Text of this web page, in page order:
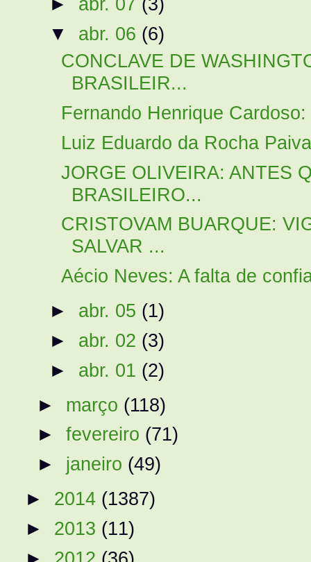
▼ abr. 06 (6)
CONCLAVE DE
BRASILEIR...
Fernando Henrique
Luiz Eduardo da Rocha
JORGE OLIVEIRA: ANTES
BRASILEIRO...
CRISTOVAM BUARQUE:
SALVAR ...
Aécio Neves: A falta de
► abr. 05 (1)
► abr. 02 (3)
► abr. 01 (2)
► março (118)
►fevereiro (71)
► janeiro (49)
► 2014 (1387)
► 2013 (11)